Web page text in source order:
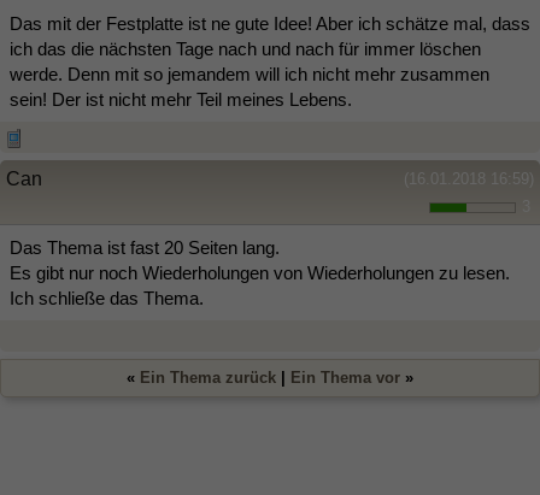
Das mit der Festplatte ist ne gute Idee! Aber ich schätze mal, dass
ich das die nächsten Tage nach und nach für immer löschen
werde. Denn mit so jemandem will ich nicht mehr zusammen
sein! Der ist nicht mehr Teil meines Lebens.
(16.01.2018 16:59)
Can
Das Thema ist fast 20 Seiten lang.
Es gibt nur noch Wiederholungen von Wiederholungen zu lesen.
Ich schließe das Thema.
« Ein Thema zurück Ein Thema vor »